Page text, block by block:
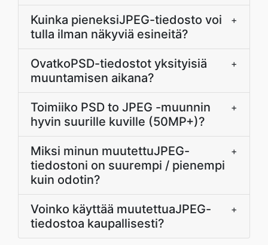
Kuinka pieneksiJPEG-tiedosto voi
tulla ilman näkyviä esineitä?
+
OvatkoPSD-tiedostot yksityisiä
muuntamisen aikana?
+
Toimiiko PSD to JPEG -muunnin
hyvin suurille kuville (50MP+)?
+
Miksi minun muutettuJPEG-
tiedostoni on suurempi / pienempi
kuin odotin?
+
Voinko käyttää muutettuaJPEG-
tiedostoa kaupallisesti?
+